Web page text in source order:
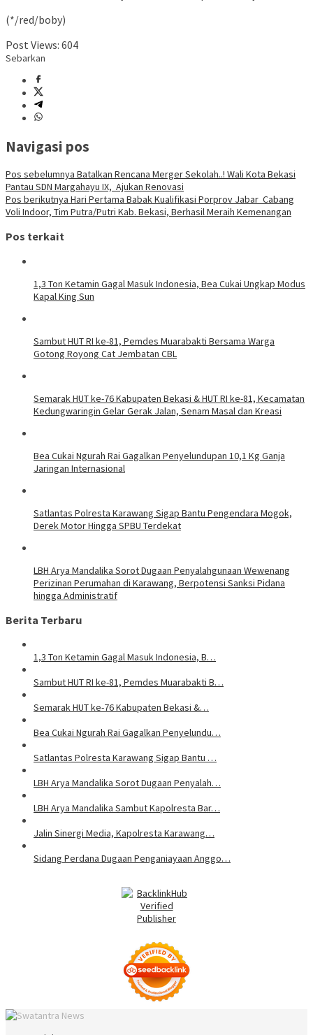
(*/red/boby)
Post Views: 604
Sebarkan
Navigasi pos
Pos sebelumnya Batalkan Rencana Merger Sekolah..! Wali Kota Bekasi
Pantau SDN Margahayu IX, Ajukan Renovasi
Pos berikutnya Hari Pertama Babak Kualifikasi Porprov Jabar Cabang
Voli Indoor, Tim Putra/Putri Kab. Bekasi, Berhasil Meraih Kemenangan
Pos terkait
1,3 Ton Ketamin Gagal Masuk Indonesia, Bea Cukai Ungkap Modus
Kapal King Sun
Sambut HUT RI ke-81, Pemdes Muarabakti Bersama Warga
Gotong Royong Cat Jembatan CBL
Semarak HUT ke-76 Kabupaten Bekasi & HUT RI ke-81, Kecamatan
Kedungwaringin Gelar Gerak Jalan, Senam Masal dan Kreasi
Bea Cukai Ngurah Rai Gagalkan Penyelundupan 10,1 Kg Ganja
Jaringan Internasional
Satlantas Polresta Karawang Sigap Bantu Pengendara Mogok,
Derek Motor Hingga SPBU Terdekat
LBH Arya Mandalika Sorot Dugaan Penyalahgunaan Wewenang
Perizinan Perumahan di Karawang, Berpotensi Sanksi Pidana
hingga Administratif
Berita Terbaru
1,3 Ton Ketamin Gagal Masuk Indonesia, B…
Sambut HUT RI ke-81, Pemdes Muarabakti B…
Semarak HUT ke-76 Kabupaten Bekasi &…
Bea Cukai Ngurah Rai Gagalkan Penyelundu…
Satlantas Polresta Karawang Sigap Bantu …
LBH Arya Mandalika Sorot Dugaan Penyalah…
LBH Arya Mandalika Sambut Kapolresta Bar…
Jalin Sinergi Media, Kapolresta Karawang…
Sidang Perdana Dugaan Penganiayaan Anggo…